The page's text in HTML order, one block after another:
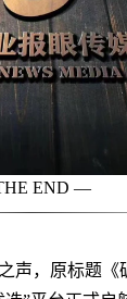
END —
声，原标题《